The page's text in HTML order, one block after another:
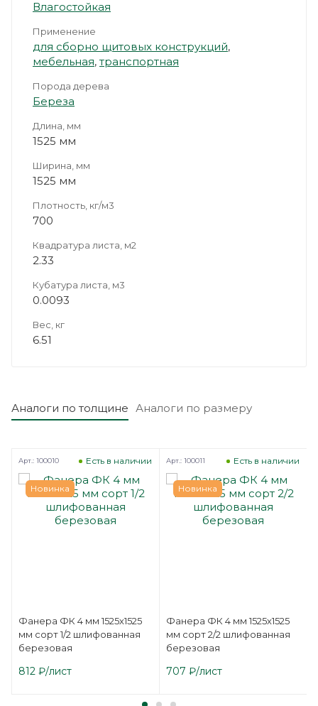
Влагостойкая
Применение
для сборно щитовых конструкций,
мебельная,транспортная
Порода дерева
Береза
Длина, мм
1525 мм
Ширина, мм
1525 мм
Плотность, кг/м3
700
Квадратура листа, м2
2.33
Кубатура листа, м3
0.0093
Вес, кг
6.51
Аналоги по толщине Аналоги по размеру
Новинка
Фанера ФК 4 мм 1525х1525
мм сорт 1/2 шлифованная
березовая
Есть в наличии
Арт.: 100010
812 ₽/лист
Новинка
Фанера ФК 4 мм 1525х1525
мм сорт 2/2 шлифованная
березовая
Есть в наличии
Арт.: 100011
707 ₽/лист